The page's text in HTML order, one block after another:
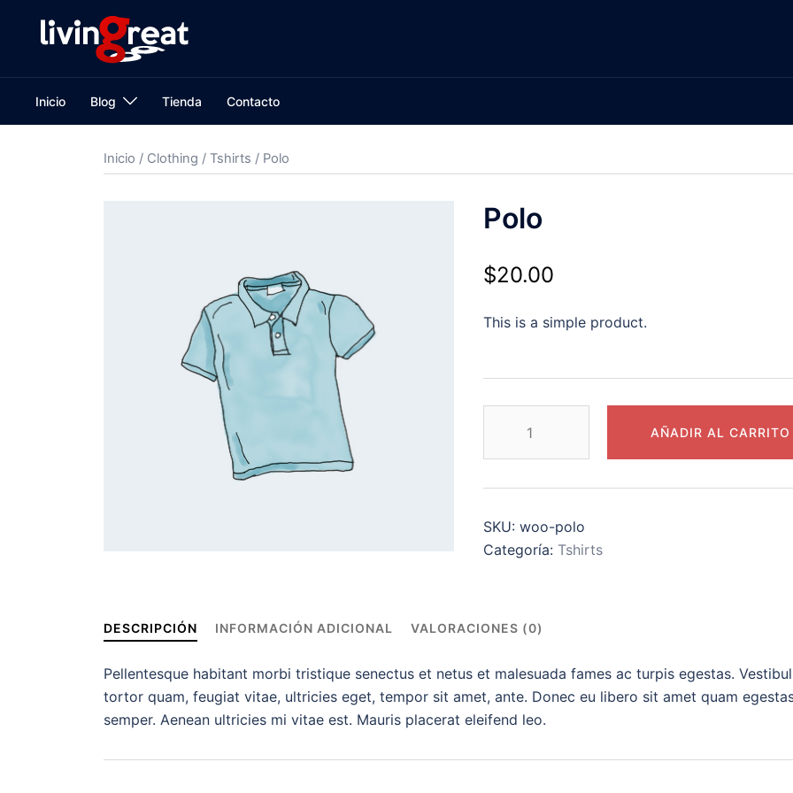
Inicio Blog Tienda Contacto
Inicio / Clothing / Tshirts / Polo
Polo
$20.00
This is a simple product.
AÑADIR AL CARRITO
SKU: woo-polo
Categoría: Tshirts
DESCRIPCIÓN INFORMACIÓN ADICIONAL VALORACIONES (0)
Pellentesque habitant morbi tristique senectus et netus et malesuada fames ac turpis egestas.
tortor quam, feugiat vitae, ultricies eget, tempor sit amet, ante. Donec eu libero sit amet quam
semper. Aenean ultricies mi vitae est. Mauris placerat eleifend leo.